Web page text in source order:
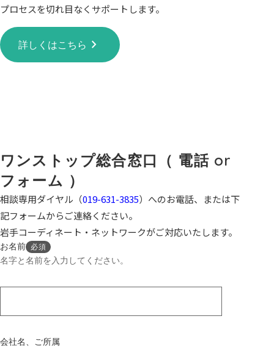
プロセスを切れ目なくサポートします。
詳しくはこちら keyboard_arrow_right
ワンストップ総合窓口（ 電話 or
フォーム ）
相談専用ダイヤル（019-631-3835）へのお電話、または下
記フォームからご連絡ください。
岩手コーディネート・ネットワークがご対応いたします。
お名前 必須
名字と名前を入力してください。
会社名、ご所属